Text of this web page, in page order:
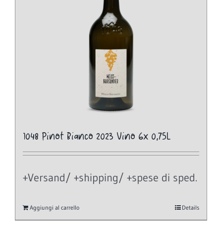
1048 Pinot Bianco 2023 Vino 6x 0,75L
+Versand/ +shipping/ +spese di sped.
Aggiungi al carrello Details